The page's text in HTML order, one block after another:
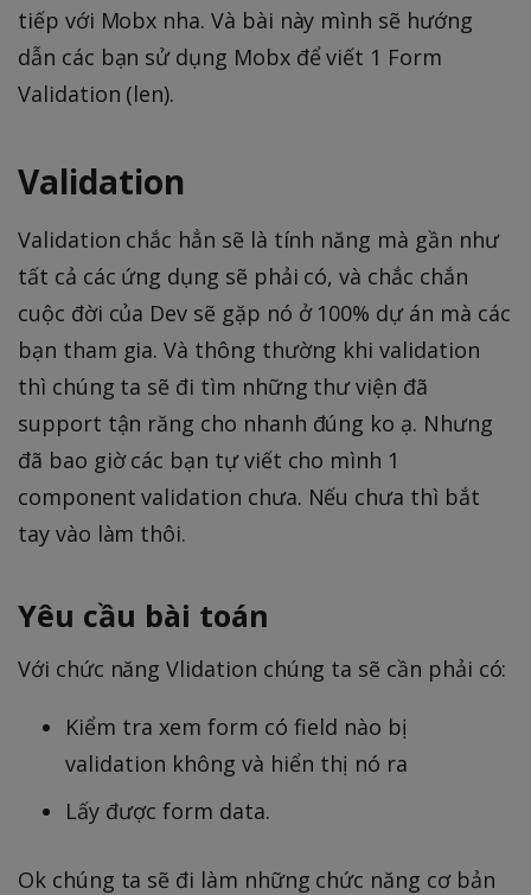
tiếp với Mobx nha. Và bài này mình sẽ hướng
dẫn các bạn sử dụng Mobx để viết 1 Form
Validation (len).
Validation
Validation chắc hẳn sẽ là tính năng mà gần như
tất cả các ứng dụng sẽ phải có, và chắc chắn
cuộc đời của Dev sẽ gặp nó ở 100% dự án mà các
bạn tham gia. Và thông thường khi validation
thì chúng ta sẽ đi tìm những thư viện đã
support tận răng cho nhanh đúng ko ạ. Nhưng
đã bao giờ các bạn tự viết cho mình 1
component validation chưa. Nếu chưa thì bắt
tay vào làm thôi.
Yêu cầu bài toán
Với chức năng Vlidation chúng ta sẽ cần phải có:
Kiểm tra xem form có field nào bị
validation không và hiển thị nó ra
Lấy được form data.
Ok chúng ta sẽ đi làm những chức năng cơ bản